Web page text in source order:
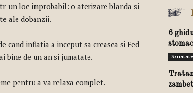
un loc improbabil: o aterizare blanda si
ale dobanzii.
cand inflatia a inceput sa creasca si Fed
bine de un an si jumatate.
pentru a va relaxa complet.
6
Sanatate